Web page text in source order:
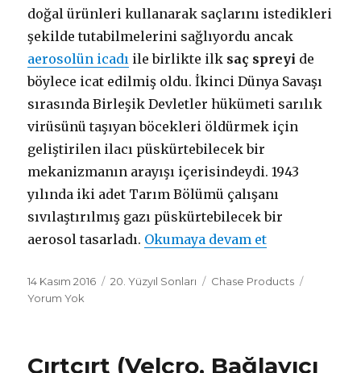
doğal ürünleri kullanarak saçlarını istedikleri
şekilde tutabilmelerini sağlıyordu ancak
aerosolün icadı ile birlikte ilk saç spreyi de
böylece icat edilmiş oldu. İkinci Dünya Savaşı
sırasında Birleşik Devletler hükümeti sarılık
virüsünü taşıyan böcekleri öldürmek için
geliştirilen ilacı püskürtebilecek bir
mekanizmanın arayışı içerisindeydi. 1943
yılında iki adet Tarım Bölümü çalışanı
sıvılaştırılmış gazı püskürtebilecek bir
aerosol tasarladı. Okumaya devam et
Yayın
tarihi
14 Kasım 2016 Dönemler
20. Yüzyıl Sonları Mucitler
Chase Products
Yorum Yok
Cırtcırt (Velcro, Bağlayıcı